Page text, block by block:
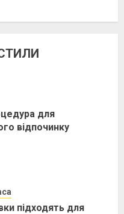
для
відпочинку
підходять для